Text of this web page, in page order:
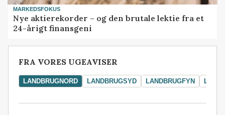
MARKEDSFOKUS
Nye aktierekorder – og den brutale lektie fra et
24-årigt finansgeni
FRA VORES UGEAVISER
LANDBRUGNORD LANDBRUGSYD LANDBRUGFYN